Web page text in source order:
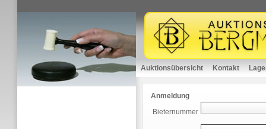
Auktionsübersicht Kontakt
Anmeldung
Bieternummer